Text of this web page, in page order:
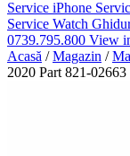
Service iPhone
Service Watch
0739.795.800 View
Acasă / Magazin /
2020 Part 821-